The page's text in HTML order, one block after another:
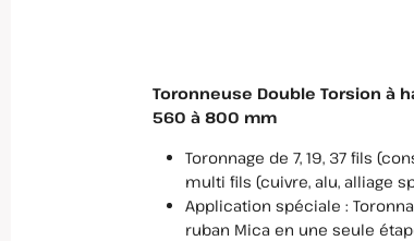
Toronneuse Double Torsion à
560 à 800 mm
Toronnage de 7, 19, 37 fils
multi fils (cuivre, alu, alliage
Application spéciale :
ruban Mica en une seule